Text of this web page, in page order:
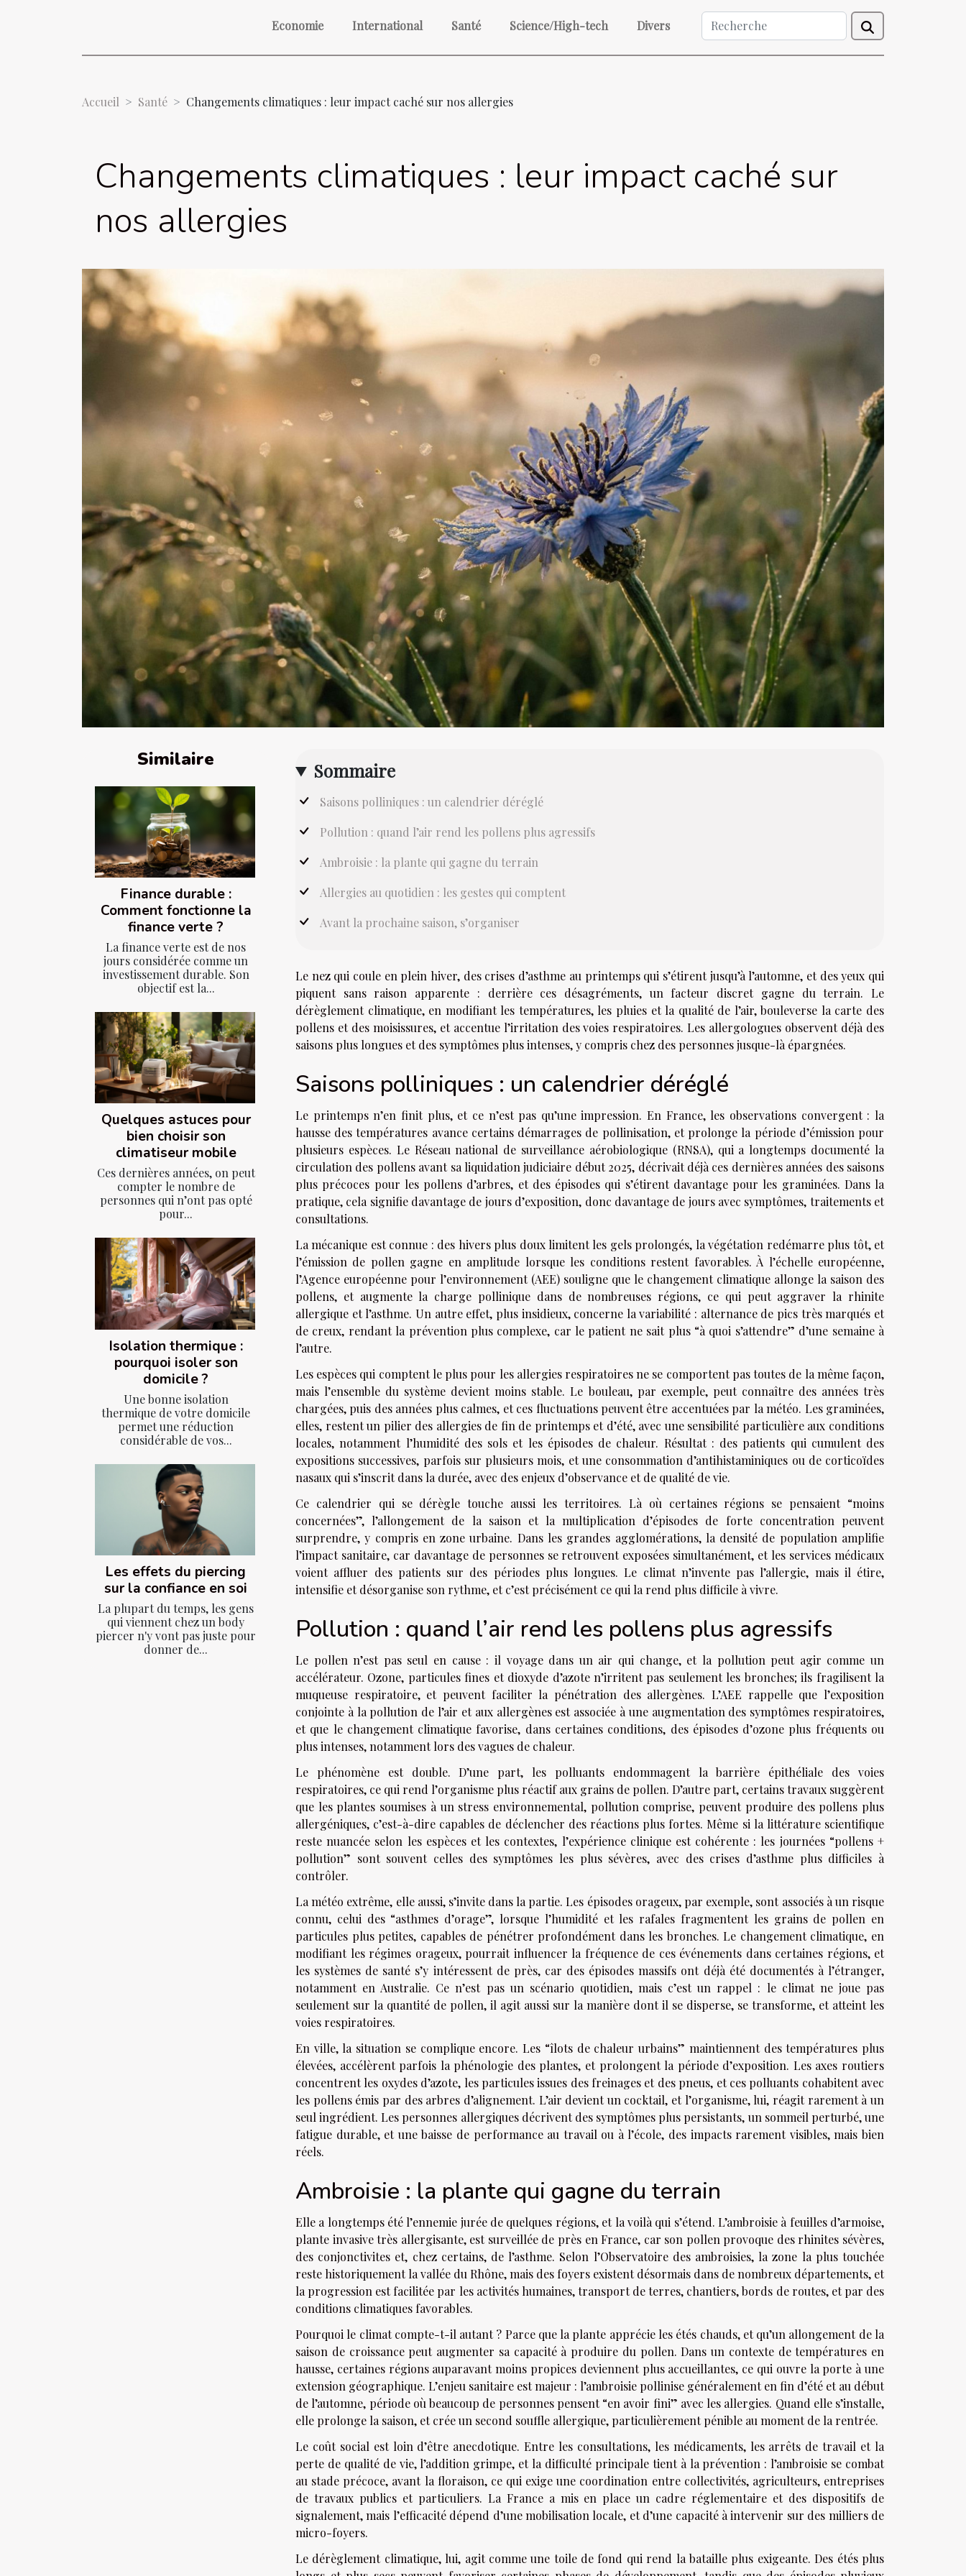
Economie International Santé Science/High-tech Divers
Accueil Santé Changements climatiques : leur impact caché sur nos allergies
Changements climatiques : leur impact caché sur
nos allergies
Similaire
Finance durable :
Comment fonctionne la
finance verte ?
La finance verte est de nos
jours considérée comme un
investissement durable. Son
objectif est la...
Quelques astuces pour
bien choisir son
climatiseur mobile
Ces dernières années, on peut
compter le nombre de
personnes qui n’ont pas opté
pour...
Isolation thermique :
pourquoi isoler son
domicile ?
Une bonne isolation
thermique de votre domicile
permet une réduction
considérable de vos...
Les effets du piercing
sur la confiance en soi
La plupart du temps, les gens
qui viennent chez un body
piercer n'y vont pas juste pour
donner de...
Sommaire
Saisons polliniques : un calendrier déréglé
Pollution : quand l’air rend les pollens plus agressifs
Ambroisie : la plante qui gagne du terrain
Allergies au quotidien : les gestes qui comptent
Avant la prochaine saison, s’organiser
Le nez qui coule en plein hiver, des crises d’asthme au printemps qui s’étirent jusqu’à l’automne, et des yeux qui
piquent sans raison apparente : derrière ces désagréments, un facteur discret gagne du terrain. Le
dérèglement climatique, en modifiant les températures, les pluies et la qualité de l’air, bouleverse la carte des
pollens et des moisissures, et accentue l’irritation des voies respiratoires. Les allergologues observent déjà des
saisons plus longues et des symptômes plus intenses, y compris chez des personnes jusque-là épargnées.
Saisons polliniques : un calendrier déréglé
Le printemps n’en finit plus, et ce n’est pas qu’une impression. En France, les observations convergent : la
hausse des températures avance certains démarrages de pollinisation, et prolonge la période d’émission pour
plusieurs espèces. Le Réseau national de surveillance aérobiologique (RNSA), qui a longtemps documenté la
circulation des pollens avant sa liquidation judiciaire début 2025, décrivait déjà ces dernières années des saisons
plus précoces pour les pollens d’arbres, et des épisodes qui s’étirent davantage pour les graminées. Dans la
pratique, cela signifie davantage de jours d’exposition, donc davantage de jours avec symptômes, traitements et
consultations.
La mécanique est connue : des hivers plus doux limitent les gels prolongés, la végétation redémarre plus tôt, et
l’émission de pollen gagne en amplitude lorsque les conditions restent favorables. À l’échelle européenne,
l’Agence européenne pour l’environnement (AEE) souligne que le changement climatique allonge la saison des
pollens, et augmente la charge pollinique dans de nombreuses régions, ce qui peut aggraver la rhinite
allergique et l’asthme. Un autre effet, plus insidieux, concerne la variabilité : alternance de pics très marqués et
de creux, rendant la prévention plus complexe, car le patient ne sait plus “à quoi s’attendre” d’une semaine à
l’autre.
Les espèces qui comptent le plus pour les allergies respiratoires ne se comportent pas toutes de la même façon,
mais l’ensemble du système devient moins stable. Le bouleau, par exemple, peut connaître des années très
chargées, puis des années plus calmes, et ces fluctuations peuvent être accentuées par la météo. Les graminées,
elles, restent un pilier des allergies de fin de printemps et d’été, avec une sensibilité particulière aux conditions
locales, notamment l’humidité des sols et les épisodes de chaleur. Résultat : des patients qui cumulent des
expositions successives, parfois sur plusieurs mois, et une consommation d’antihistaminiques ou de corticoïdes
nasaux qui s’inscrit dans la durée, avec des enjeux d’observance et de qualité de vie.
Ce calendrier qui se dérègle touche aussi les territoires. Là où certaines régions se pensaient “moins
concernées”, l’allongement de la saison et la multiplication d’épisodes de forte concentration peuvent
surprendre, y compris en zone urbaine. Dans les grandes agglomérations, la densité de population amplifie
l’impact sanitaire, car davantage de personnes se retrouvent exposées simultanément, et les services médicaux
voient affluer des patients sur des périodes plus longues. Le climat n’invente pas l’allergie, mais il étire,
intensifie et désorganise son rythme, et c’est précisément ce qui la rend plus difficile à vivre.
Pollution : quand l’air rend les pollens plus agressifs
Le pollen n’est pas seul en cause : il voyage dans un air qui change, et la pollution peut agir comme un
accélérateur. Ozone, particules fines et dioxyde d’azote n’irritent pas seulement les bronches; ils fragilisent la
muqueuse respiratoire, et peuvent faciliter la pénétration des allergènes. L’AEE rappelle que l’exposition
conjointe à la pollution de l’air et aux allergènes est associée à une augmentation des symptômes respiratoires,
et que le changement climatique favorise, dans certaines conditions, des épisodes d’ozone plus fréquents ou
plus intenses, notamment lors des vagues de chaleur.
Le phénomène est double. D’une part, les polluants endommagent la barrière épithéliale des voies
respiratoires, ce qui rend l’organisme plus réactif aux grains de pollen. D’autre part, certains travaux suggèrent
que les plantes soumises à un stress environnemental, pollution comprise, peuvent produire des pollens plus
allergéniques, c’est-à-dire capables de déclencher des réactions plus fortes. Même si la littérature scientifique
reste nuancée selon les espèces et les contextes, l’expérience clinique est cohérente : les journées “pollens +
pollution” sont souvent celles des symptômes les plus sévères, avec des crises d’asthme plus difficiles à
contrôler.
La météo extrême, elle aussi, s’invite dans la partie. Les épisodes orageux, par exemple, sont associés à un risque
connu, celui des “asthmes d’orage”, lorsque l’humidité et les rafales fragmentent les grains de pollen en
particules plus petites, capables de pénétrer profondément dans les bronches. Le changement climatique, en
modifiant les régimes orageux, pourrait influencer la fréquence de ces événements dans certaines régions, et
les systèmes de santé s’y intéressent de près, car des épisodes massifs ont déjà été documentés à l’étranger,
notamment en Australie. Ce n’est pas un scénario quotidien, mais c’est un rappel : le climat ne joue pas
seulement sur la quantité de pollen, il agit aussi sur la manière dont il se disperse, se transforme, et atteint les
voies respiratoires.
En ville, la situation se complique encore. Les “îlots de chaleur urbains” maintiennent des températures plus
élevées, accélèrent parfois la phénologie des plantes, et prolongent la période d’exposition. Les axes routiers
concentrent les oxydes d’azote, les particules issues des freinages et des pneus, et ces polluants cohabitent avec
les pollens émis par des arbres d’alignement. L’air devient un cocktail, et l’organisme, lui, réagit rarement à un
seul ingrédient. Les personnes allergiques décrivent des symptômes plus persistants, un sommeil perturbé, une
fatigue durable, et une baisse de performance au travail ou à l’école, des impacts rarement visibles, mais bien
réels.
Ambroisie : la plante qui gagne du terrain
Elle a longtemps été l’ennemie jurée de quelques régions, et la voilà qui s’étend. L’ambroisie à feuilles d’armoise,
plante invasive très allergisante, est surveillée de près en France, car son pollen provoque des rhinites sévères,
des conjonctivites et, chez certains, de l’asthme. Selon l’Observatoire des ambroisies, la zone la plus touchée
reste historiquement la vallée du Rhône, mais des foyers existent désormais dans de nombreux départements, et
la progression est facilitée par les activités humaines, transport de terres, chantiers, bords de routes, et par des
conditions climatiques favorables.
Pourquoi le climat compte-t-il autant ? Parce que la plante apprécie les étés chauds, et qu’un allongement de la
saison de croissance peut augmenter sa capacité à produire du pollen. Dans un contexte de températures en
hausse, certaines régions auparavant moins propices deviennent plus accueillantes, ce qui ouvre la porte à une
extension géographique. L’enjeu sanitaire est majeur : l’ambroisie pollinise généralement en fin d’été et au début
de l’automne, période où beaucoup de personnes pensent “en avoir fini” avec les allergies. Quand elle s’installe,
elle prolonge la saison, et crée un second souffle allergique, particulièrement pénible au moment de la rentrée.
Le coût social est loin d’être anecdotique. Entre les consultations, les médicaments, les arrêts de travail et la
perte de qualité de vie, l’addition grimpe, et la difficulté principale tient à la prévention : l’ambroisie se combat
au stade précoce, avant la floraison, ce qui exige une coordination entre collectivités, agriculteurs, entreprises
de travaux publics et particuliers. La France a mis en place un cadre réglementaire et des dispositifs de
signalement, mais l’efficacité dépend d’une mobilisation locale, et d’une capacité à intervenir sur des milliers de
micro-foyers.
Le dérèglement climatique, lui, agit comme une toile de fond qui rend la bataille plus exigeante. Des étés plus